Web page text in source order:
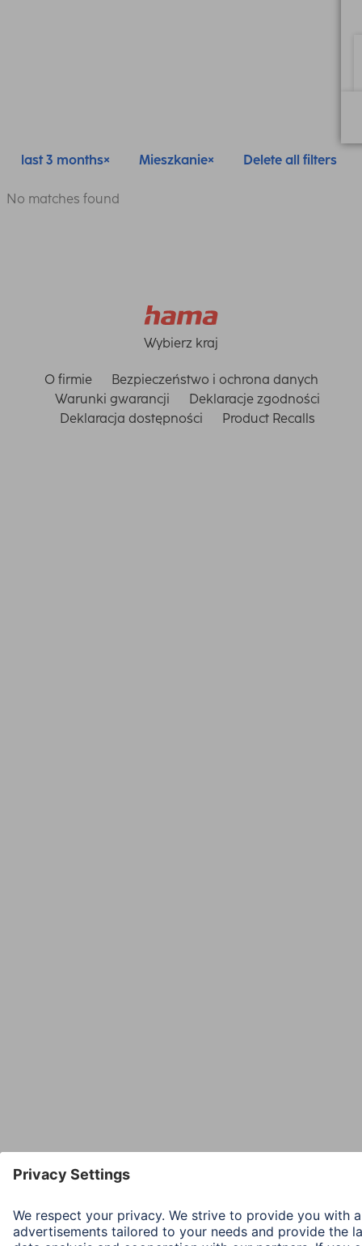
last 3 months Mieszkanie Delete all filters
No matches found
Wybierz kraj
O firmie
Bezpieczeństwo i ochrona danych
Warunki gwarancji
Deklaracje zgodności
Deklaracja dostępności
Product Recalls